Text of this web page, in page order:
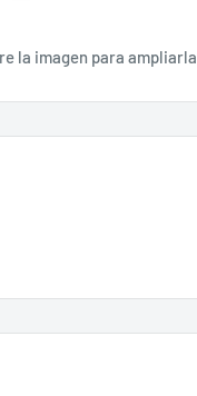
la imagen para ampliarla.